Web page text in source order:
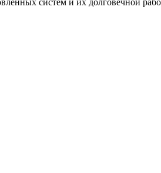
систем и их долговечной